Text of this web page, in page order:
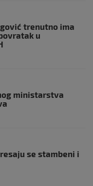
trenutno ima
u
ministarstva
se stambeni i